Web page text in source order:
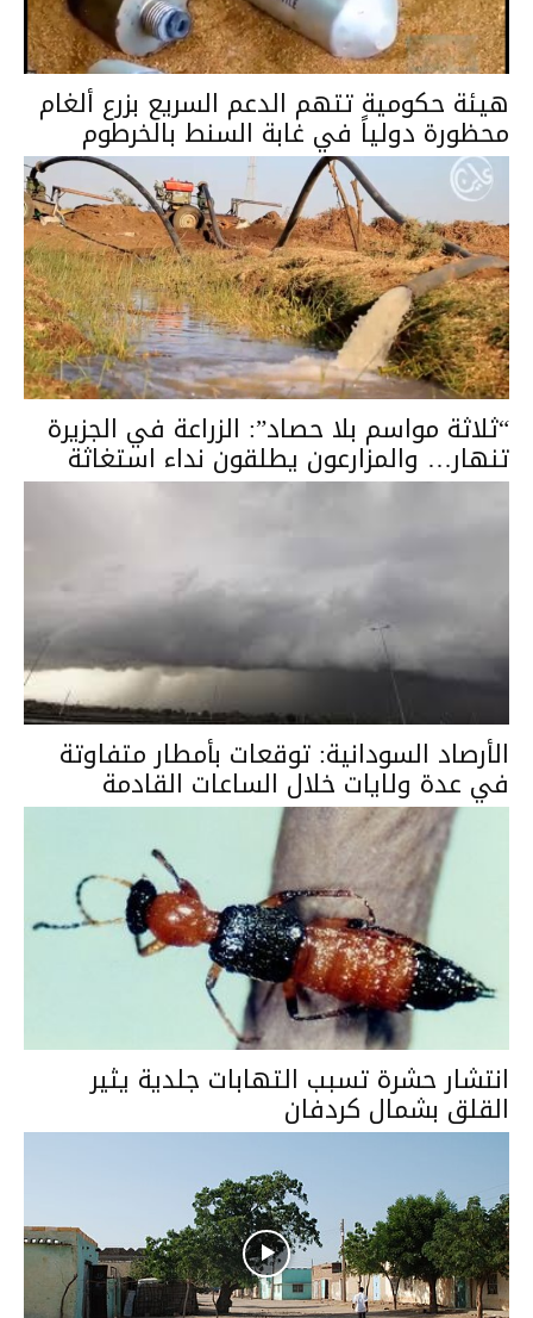
هيئة حكومية تتهم الدعم السريع بزرع ألغام
محظورة دولياً في غابة السنط بالخرطوم
“ثلاثة مواسم بلا حصاد”: الزراعة في الجزيرة
تنهار… والمزارعون يطلقون نداء استغاثة
الأرصاد السودانية: توقعات بأمطار متفاوتة
في عدة ولايات خلال الساعات القادمة
انتشار حشرة تسبب التهابات جلدية يثير
القلق بشمال كردفان